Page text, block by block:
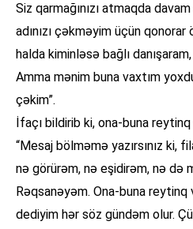
Siz qarmağınızı atmaqda
adınızı çəkməyim üçün
halda kiminləsə bağlı
Amma mənim buna vaxtım
çəkim”.
İfaçı bildirib ki, ona-buna
“Mesaj bölməmə yazırsınız ki,
nə görürəm, nə eşidirəm, nə də
Rəqsanəyəm. Ona-buna
dediyim hər söz gündəm olur.